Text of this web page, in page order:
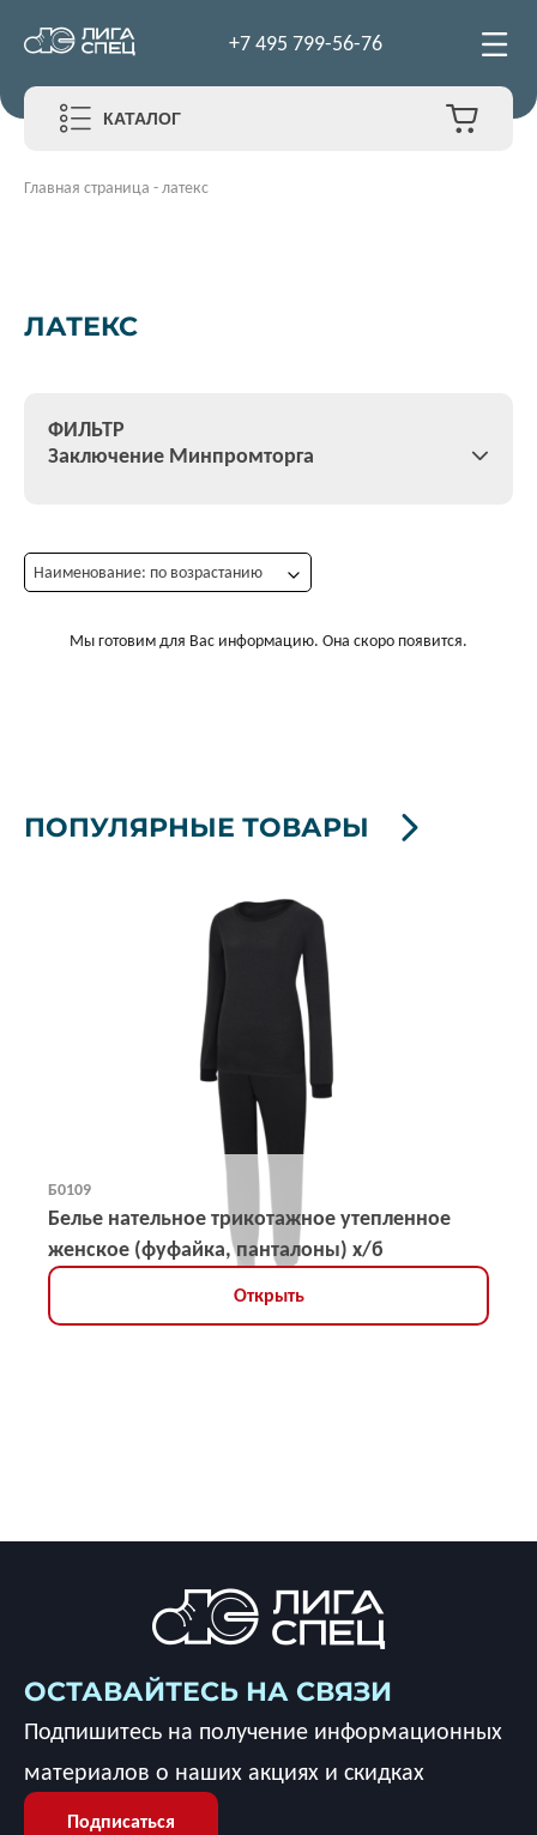
+7 495 799-56-76
КАТАЛОГ
Главная страница -латекс
ЛАТЕКС
ФИЛЬТР
Заключение Минпромторга
Наименование: по возрастанию
Мы готовим для Вас информацию. Она скоро появится.
ПОПУЛЯРНЫЕ ТОВАРЫ
Б0109
Белье нательное трикотажное утепленное
женское (фуфайка, панталоны) х/б
Открыть
ОСТАВАЙТЕСЬ НА СВЯЗИ
Подпишитесь на получение информационных
материалов о наших акциях и скидках
Подписаться